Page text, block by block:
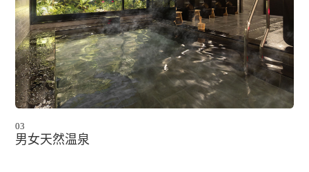
03
男女天然温泉